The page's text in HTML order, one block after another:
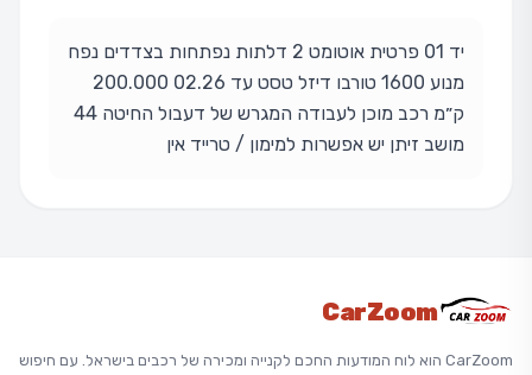
יד 01 פרטית אוטומט 2 דלתות נפתחות בצדדים נפח
מנוע 1600 טורבו דיזל טסט עד 02.26 200.000
ק״מ רכב מוכן לעבודה המגרש של דעבול החיטה 44
מושב זיתן יש אפשרות למימון / טרייד אין
CarZoom
CarZoom הוא לוח המודעות החכם לקנייה ומכירה של רכבים בישראל. עם חיפוש